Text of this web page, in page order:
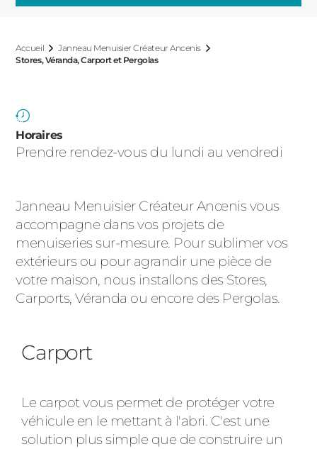
Accueil
Janneau Menuisier Créateur Ancenis
Stores, Véranda, Carport et Pergolas
Horaires
Prendre rendez-vous du lundi au vendredi
Janneau Menuisier Créateur Ancenis vous
accompagne dans vos projets de
menuiseries sur-mesure. Pour sublimer vos
extérieurs ou pour agrandir une pièce de
votre maison, nous installons des Stores,
Carports, Véranda ou encore des Pergolas.
Carport
Le carpot vous permet de protéger votre
véhicule en le mettant à l'abri. C'est une
solution plus simple que de construire un